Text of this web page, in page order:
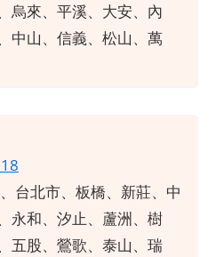
烏來、平溪、大安、內
中山、信義、松山、萬
台北市、板橋、新莊、中
永和、汐止、蘆洲、樹
五股、鶯歌、泰山、瑞